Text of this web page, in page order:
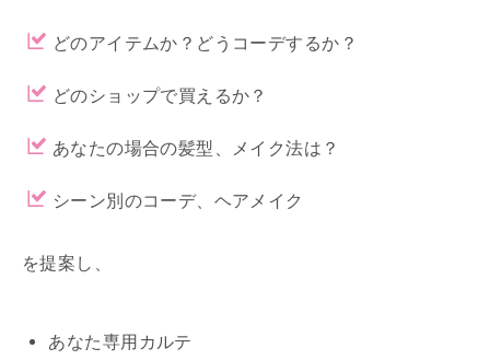
どのアイテムか？どうコーデするか？
どのショップで買えるか？
あなたの場合の髪型、メイク法は？
シーン別のコーデ、ヘアメイク
を提案し、
あなた専用カルテ